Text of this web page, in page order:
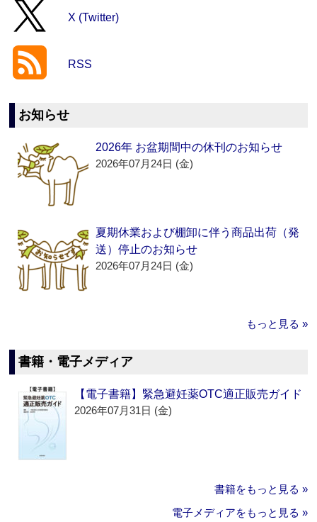
X (Twitter)
RSS
お知らせ
2026年 お盆期間中の休刊のお知らせ
2026年07月24日 (金)
夏期休業および棚卸に伴う商品出荷（発
送）停止のお知らせ
2026年07月24日 (金)
もっと見る »
書籍・電子メディア
【電子書籍】緊急避妊薬OTC適正販売ガイド
2026年07月31日 (金)
書籍をもっと見る »
電子メディアをもっと見る »